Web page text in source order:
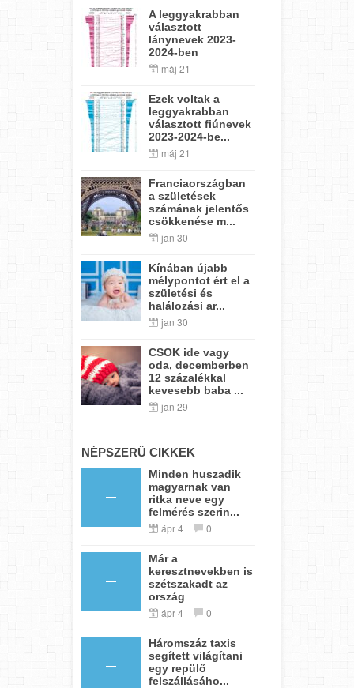
A leggyakrabban
választott
lánynevek 2023-
2024-ben
máj 21
Ezek voltak a
leggyakrabban
választott fiúnevek
2023-2024-be...
máj 21
Franciaországban
a születések
számának jelentős
csökkenése m...
jan 30
Kínában újabb
mélypontot ért el a
születési és
halálozási ar...
jan 30
CSOK ide vagy
oda, decemberben
12 százalékkal
kevesebb baba ...
jan 29
NÉPSZERŰ CIKKEK
Minden huszadik
magyarnak van
ritka neve egy
felmérés szerin...
ápr 4 0
Már a
keresztnevekben is
szétszakadt az
ország
ápr 4 0
Háromszáz taxis
segített világítani
egy repülő
felszállásáho...